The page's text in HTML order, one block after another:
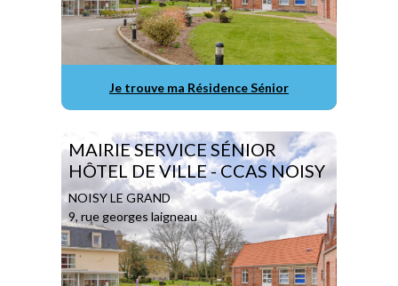
Je trouve ma Résidence Sénior
MAIRIE SERVICE SÉNIOR
HÔTEL DE VILLE - CCAS NOISY
NOISY LE GRAND
9, rue georges laigneau